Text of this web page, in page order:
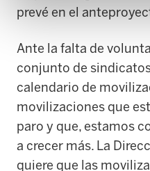
prevé en el
Ante la falta de
conjunto de
calendario de
movilizaciones que
paro y que, estamos
a crecer más. La
quiere que las